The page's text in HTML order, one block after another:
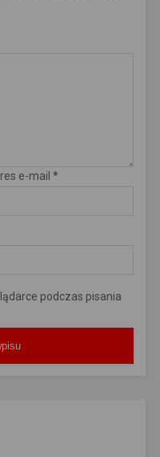
e-mail *
podczas pisania